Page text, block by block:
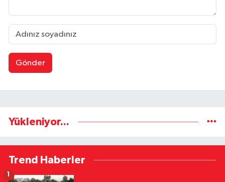
Gönder
Yükleniyor...
Trend Haberler
1